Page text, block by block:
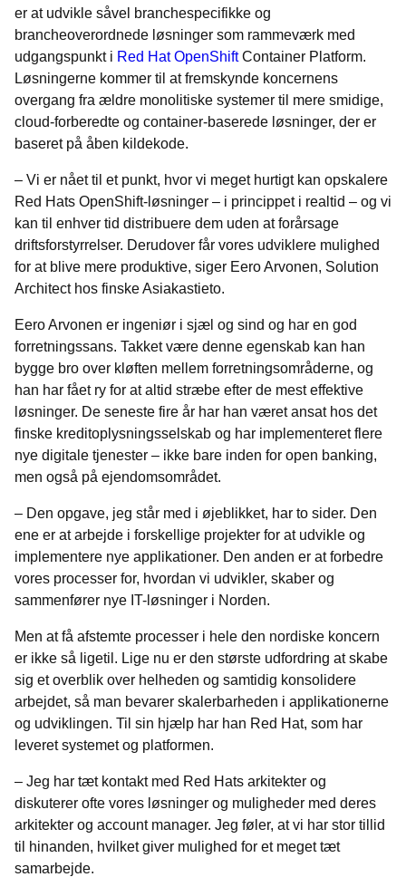
er at udvikle såvel branchespecifikke og
brancheoverordnede løsninger som rammeværk med
udgangspunkt i Red Hat OpenShiftContainer Platform.
Løsningerne kommer til at fremskynde koncernens
overgang fra ældre monolitiske systemer til mere smidige,
cloud-forberedte og container-baserede løsninger, der er
baseret på åben kildekode.
– Vi er nået til et punkt, hvor vi meget hurtigt kan opskalere
Red Hats OpenShift-løsninger – i princippet i realtid – og vi
kan til enhver tid distribuere dem uden at forårsage
driftsforstyrrelser. Derudover får vores udviklere mulighed
for at blive mere produktive, siger Eero Arvonen, Solution
Architect hos finske Asiakastieto.
Eero Arvonen er ingeniør i sjæl og sind og har en god
forretningssans. Takket være denne egenskab kan han
bygge bro over kløften mellem forretningsområderne, og
han har fået ry for at altid stræbe efter de mest effektive
løsninger. De seneste fire år har han været ansat hos det
finske kreditoplysningsselskab og har implementeret flere
nye digitale tjenester – ikke bare inden for open banking,
men også på ejendomsområdet.
– Den opgave, jeg står med i øjeblikket, har to sider. Den
ene er at arbejde i forskellige projekter for at udvikle og
implementere nye applikationer. Den anden er at forbedre
vores processer for, hvordan vi udvikler, skaber og
sammenfører nye IT-løsninger i Norden.
Men at få afstemte processer i hele den nordiske koncern
er ikke så ligetil. Lige nu er den største udfordring at skabe
sig et overblik over helheden og samtidig konsolidere
arbejdet, så man bevarer skalerbarheden i applikationerne
og udviklingen. Til sin hjælp har han Red Hat, som har
leveret systemet og platformen.
– Jeg har tæt kontakt med Red Hats arkitekter og
diskuterer ofte vores løsninger og muligheder med deres
arkitekter og account manager. Jeg føler, at vi har stor tillid
til hinanden, hvilket giver mulighed for et meget tæt
samarbejde.